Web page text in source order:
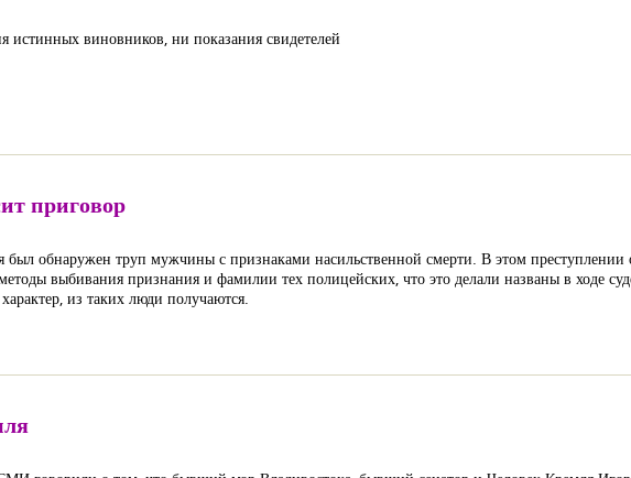
виновников, ни показания свидетелей
приговор
был обнаружен труп мужчины с признаками насильственной смерти. В этом
выбивания признания и фамилии тех полицейских, что это делали названы в ходе
из таких люди получаются.